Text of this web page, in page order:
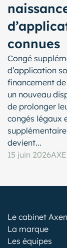
connues
Congé
d’application
financement
un nouveau
de prolonger
congés légaux
devient...
15 juin 2026
Le cabinet
La marque
Les équipes